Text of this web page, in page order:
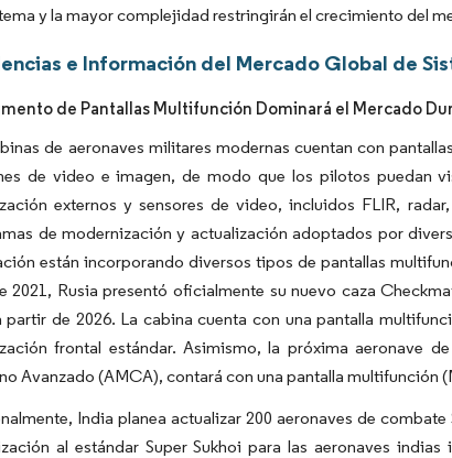
y la mayor complejidad restringirán el crecimiento del
e Información del Mercado Global de
de Pantallas Multifunción Dominará el Mercado
de aeronaves militares modernas cuentan con
de video e imagen, de modo que los pilotos puedan
externos y sensores de video, incluidos FLIR,
de modernización y actualización adoptados por
están incorporando diversos tipos de pantallas
2021, Rusia presentó oficialmente su nuevo caza
partir de 2026. La cabina cuenta con una pantalla
frontal estándar. Asimismo, la próxima aeronave
Avanzado (AMCA), contará con una pantalla multifunción
India planea actualizar 200 aeronaves de
al estándar Super Sukhoi para las aeronaves